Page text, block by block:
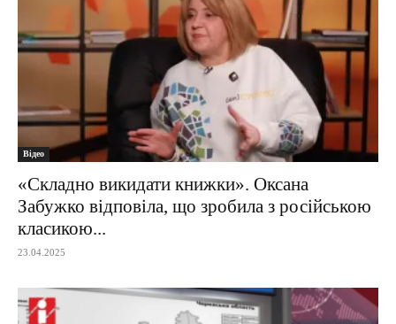
Відео
«Складно викидати книжки». Оксана
Забужко відповіла, що зробила з російською
класикою...
23.04.2025